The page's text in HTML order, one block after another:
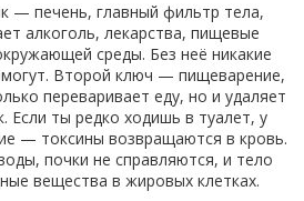
— печень, главный фильтр тела,
алкоголь, лекарства, пищевые
среды. Без неё никакие
Второй ключ — пищеварение,
переваривает еду, но и удаляет
. Если ты редко ходишь в туалет, у
— токсины возвращаются в кровь.
почки не справляются, и тело
вещества в жировых клетках.